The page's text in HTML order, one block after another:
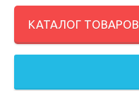
КАТАЛОГ ТОВАРОВ